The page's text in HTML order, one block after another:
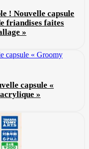
! Nouvelle capsule
friandises faites
»
capsule «
»